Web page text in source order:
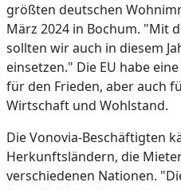
größten deutschen
März 2024 in Bochum. "Mit
sollten wir auch in diesem
einsetzen." Die EU habe
für den Frieden, aber auch
Wirtschaft und Wohlstand.
Die Vonovia-Beschäftigten
Herkunftsländern, die
verschiedenen Nationen.